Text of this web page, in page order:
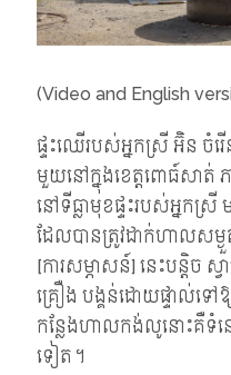
(Video and English
ផ្ទះឈើរបស់អ្នកស្រី អ៊ិន ចំ
មួយនៅក្នុងខេត្តពោធ៍សាត់
នៅទីធ្លាមុខផ្ទះរបស់អ្នកស្
ដែលបានត្រូវដាក់ហាលសម្ងួ
[ការសម្ភាសន៍] នេះបន្តិច ស្
គ្រឿង បង្គន់ដោយផ្ទាល់ទ
កន្លែងហាលកង់លូនោះគឺទំន
ទៀត។